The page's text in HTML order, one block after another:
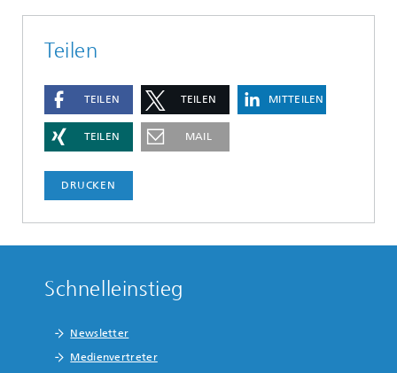
Teilen
TEILEN TEILEN MITTEILEN
TEILEN MAIL
DRUCKEN
Schnelleinstieg
Newsletter
Medienvertreter